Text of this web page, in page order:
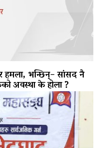
हमला, भन्छिन्– सांसद नै
अवस्था के होला ?